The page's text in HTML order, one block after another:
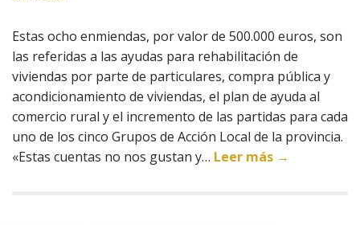
Estas ocho enmiendas, por valor de 500.000 euros, son
las referidas a las ayudas para rehabilitación de
viviendas por parte de particulares, compra pública y
acondicionamiento de viviendas, el plan de ayuda al
comercio rural y el incremento de las partidas para cada
uno de los cinco Grupos de Acción Local de la provincia.
«Estas cuentas no nos gustan y… Leer más →